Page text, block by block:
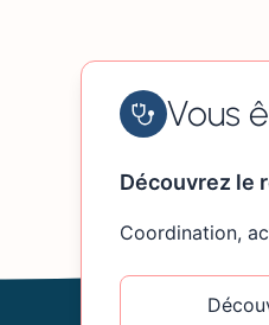
Vous
Découvrez le
Coordination,